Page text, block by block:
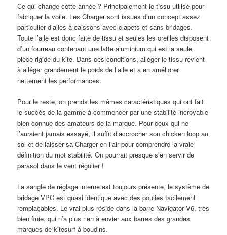
Ce qui change cette année ? Principalement le tissu utilisé pour
fabriquer la voile. Les Charger sont issues d’un concept assez
particulier d’ailes à caissons avec clapets et sans bridages.
Toute l’aile est donc faite de tissu et seules les oreilles disposent
d’un fourreau contenant une latte aluminium qui est la seule
pièce rigide du kite. Dans ces conditions, alléger le tissu revient
à alléger grandement le poids de l’aile et a en améliorer
nettement les performances.
Pour le reste, on prends les mêmes caractéristiques qui ont fait
le succès de la gamme à commencer par une stabilité incroyable
bien connue des amateurs de la marque. Pour ceux qui ne
l’auraient jamais essayé, il suffit d’accrocher son chicken loop au
sol et de laisser sa Charger en l’air pour comprendre la vraie
définition du mot stabilité. On pourrait presque s’en servir de
parasol dans le vent régulier !
La sangle de réglage interne est toujours présente, le système de
bridage VPC est quasi identique avec des poulies facilement
remplaçables. Le vrai plus réside dans la barre Navigator V6, très
bien finie, qui n’a plus rien à envier aux barres des grandes
marques de kitesurf à boudins.